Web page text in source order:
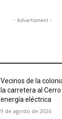
- Advertisment -
Vecinos de la
la carretera al
energía eléctrica
9 de agosto de 2026